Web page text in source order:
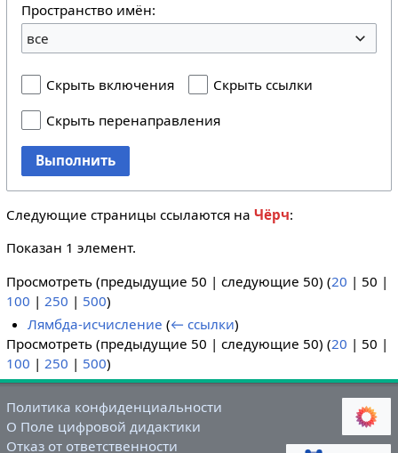
Пространство имён:
все
Скрыть включения
Скрыть ссылки
Скрыть перенаправления
Выполнить
Следующие страницы ссылаются на Чёрч:
Показан 1 элемент.
Просмотреть (предыдущие 50 | следующие 50) (20 | 50 |
100 | 250 | 500)
Лямбда-исчисление (← ссылки)
Просмотреть (предыдущие 50 | следующие 50) (20 | 50 |
100 | 250 | 500)
Политика конфиденциальности
О Поле цифровой дидактики
Отказ от ответственности